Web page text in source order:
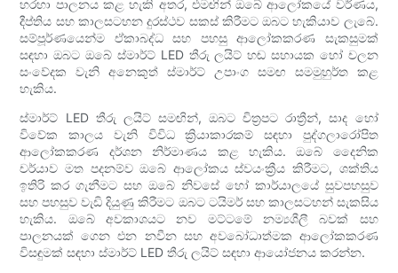
හරහා පාලනය කළ හැකි අතර, එමඟින් ඔබේ ආලෝකයේ වර්ණය,
දීප්තිය සහ කාලසටහන දුරස්ථව සකස් කිරීමට ඔබට හැකියාව ලැබේ.
සම්පූර්ණයෙන්ම ඒකාබද්ධ සහ පහසු ආලෝකකරණ සැකසුමක්
සඳහා ඔබට ඔබේ ස්මාර්ට් LED තීරු ලයිට් හඬ සහායක හෝ චලන
සංවේදක වැනි අනෙකුත් ස්මාර්ට් උපාංග සමඟ සමමුහුර්ත කළ
හැකිය.
ස්මාර්ට් LED තීරු ලයිට් සමඟින්, ඔබට චිත්‍රපට රාත්‍රීන්, සාද හෝ
විවේක කාලය වැනි විවිධ ක්‍රියාකාරකම් සඳහා පුද්ගලාරෝපිත
ආලෝකකරණ දර්ශන නිර්මාණය කළ හැකිය. ඔබේ දෛනික
චර්යාව මත පදනම්ව ඔබේ ආලෝකය ස්වයංක්‍රීය කිරීමට, ශක්තිය
ඉතිරි කර ගැනීමට සහ ඔබේ නිවසේ හෝ කාර්යාලයේ සුවපහසුව
සහ පහසුව වැඩි දියුණු කිරීමට ඔබට ටයිමර් සහ කාලසටහන් සැකසිය
හැකිය. ඔබේ අවකාශයට නව මට්ටමේ නම්‍යශීලී බවක් සහ
පාලනයක් ගෙන එන නවීන සහ අවබෝධාත්මක ආලෝකකරණ
විසඳුමක් සඳහා ස්මාර්ට් LED තීරු ලයිට් සඳහා ආයෝජනය කරන්න.